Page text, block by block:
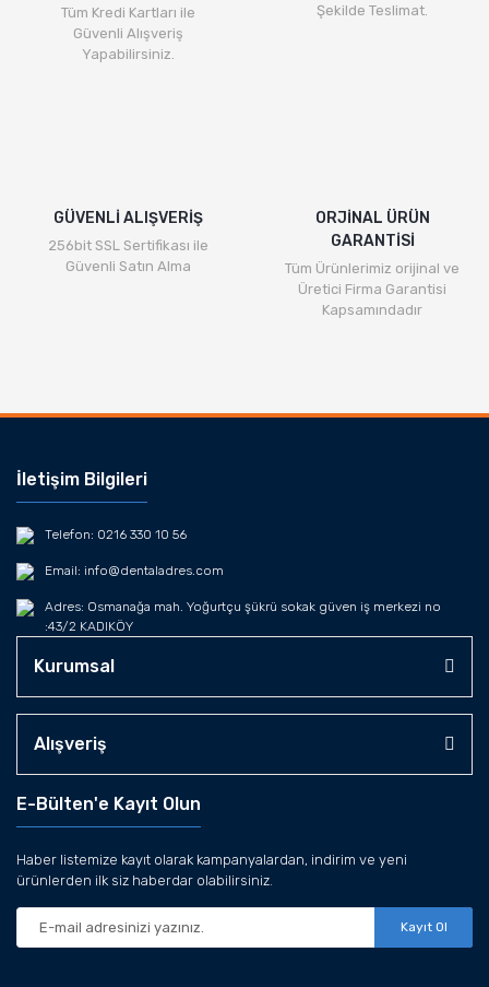
Ürün fiyatı diğer sitelerden daha pahalı.
Bu ürüne benzer farklı alternatifler olmalı.
Tüm Kredi Kartları ile
Güvenli Alışveriş
Yapabilirsiniz.
Şekilde Teslimat.
GÜVENLİ ALIŞVERİŞ
256bit SSL Sertifikası ile
Güvenli Satın Alma
ORJİNAL ÜRÜN
GARANTİSİ
Tüm Ürünlerimiz orijinal ve
Üretici Firma Garantisi
Kapsamındadır
İletişim Bilgileri
Telefon: 0216 330 10 56
Email: info@dentaladres.com
Adres: Osmanağa mah. Yoğurtçu şükrü sokak güven iş merkezi no
:43/2 KADIKÖY
Kurumsal
Alışveriş
E-Bülten'e Kayıt Olun
Haber listemize kayıt olarak kampanyalardan, indirim ve yeni
ürünlerden ilk siz haberdar olabilirsiniz.
Kayıt Ol